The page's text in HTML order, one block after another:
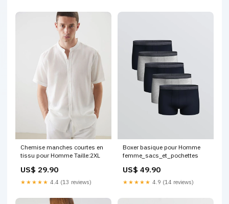
Chemise manches courtes en
tissu pour Homme Taille:2XL
US$ 29.90
★★★★★ 4.4 (13 reviews)
Boxer basique pour Homme
femme_sacs_et_pochettes
US$ 49.90
★★★★★ 4.9 (14 reviews)